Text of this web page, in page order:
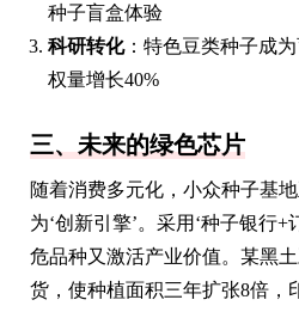
种子盲盒体验
科研转化：特色豆类种子成
权量增长40%
三、未来的绿色芯片
随着消费多元化，小众种子基
为‘创新引擎’。采用‘种子银行
危品种又激活产业价值。某黑
货，使种植面积三年扩张8倍，